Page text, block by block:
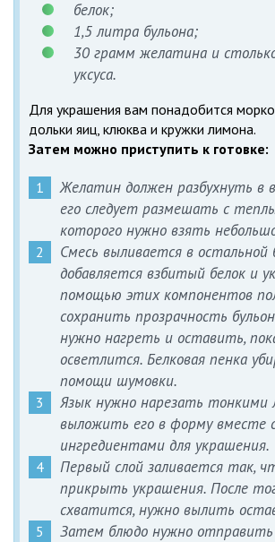
белок;
1,5 литра бульона;
30 грамм желатина и
уксуса.
Для украшения вам понадобится
дольки яиц, клюква и кружки лимона.
Затем можно приступить к готовке:
Желатин должен разбухнуть в
его следует размешать с
которого нужно взять
Смесь выливается в остальной
добавляется взбитый белок и
помощью этих компонентов
сохранить прозрачность
нужно нагреть и оставить,
осветлится. Белковая пенка
помощи шумовки.
Язык нужно нарезать
выложить его в форму вместе
ингредиентами для украшения.
Первый слой заливается так,
прикрыть украшения. После
схватится, нужно вылить
Затем блюдо нужно